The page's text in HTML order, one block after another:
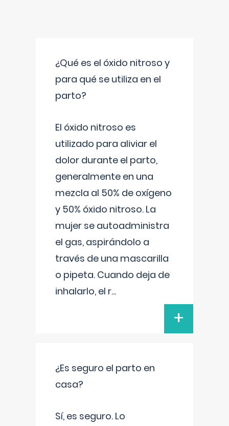
¿Qué es el óxido nitroso y
para qué se utiliza en el
parto?
El óxido nitroso es
utilizado para aliviar el
dolor durante el parto,
generalmente en una
mezcla al 50% de oxígeno
y 50% óxido nitroso. La
mujer se autoadministra
el gas, aspirándolo a
través de una mascarilla
o pipeta. Cuando deja de
inhalarlo, el r...
+
¿Es seguro el parto en
casa?
Sí, es seguro. Lo